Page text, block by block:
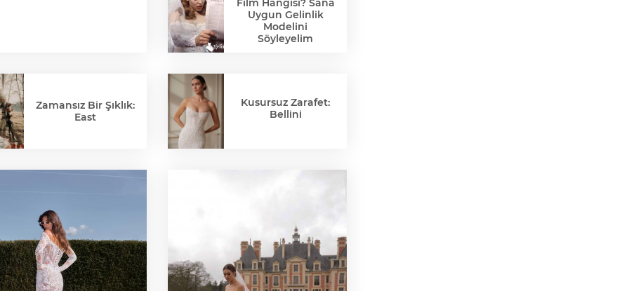
Zamansız Bir Şıklık:
East
Film Hangisi? Sana
Uygun Gelinlik
Modelini
Söyleyelim
Kusursuz Zarafet:
Bellini